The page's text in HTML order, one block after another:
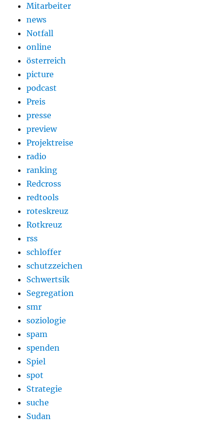
Mitarbeiter
news
Notfall
online
österreich
picture
podcast
Preis
presse
preview
Projektreise
radio
ranking
Redcross
redtools
roteskreuz
Rotkreuz
rss
schloffer
schutzzeichen
Schwertsik
Segregation
smr
soziologie
spam
spenden
Spiel
spot
Strategie
suche
Sudan